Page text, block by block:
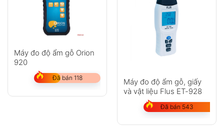
Máy đo độ ẩm gỗ Orion
920
Đã bán 118
Máy đo độ ẩm gỗ, giấy
và vật liệu Flus ET-928
Đã bán 543